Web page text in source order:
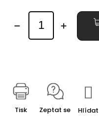
Tisk Zeptat se Hlídat